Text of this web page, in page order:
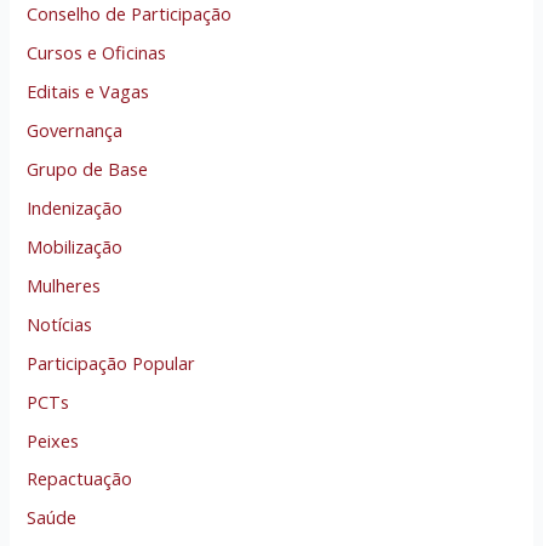
Conselho de Participação
Cursos e Oficinas
Editais e Vagas
Governança
Grupo de Base
Indenização
Mobilização
Mulheres
Notícias
Participação Popular
PCTs
Peixes
Repactuação
Saúde